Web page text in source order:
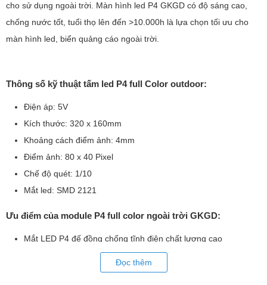
cho sử dụng ngoài trời. Màn hình led P4 GKGD có độ sáng cao,
chống nước tốt, tuổi thọ lên đến >10.000h là lựa chọn tối ưu cho
màn hình led, biển quảng cáo ngoài trời.
Thông số kỹ thuật tấm led P4 full Color outdoor:
Điện áp: 5V
Kích thước: 320 x 160mm
Khoảng cách điểm ảnh: 4mm
Điểm ảnh: 80 x 40 Pixel
Chế độ quét: 1/10
Mắt led: SMD 2121
Ưu điểm của module P4 full color ngoài trời GKGD:
Mắt LED P4 đế đồng chống tĩnh điện chất lượng cao
Độ sáng cực cao, độ suy giảm thấp, độ tin cậy cao và khả
năng chống nước tốt
Đọc thêm